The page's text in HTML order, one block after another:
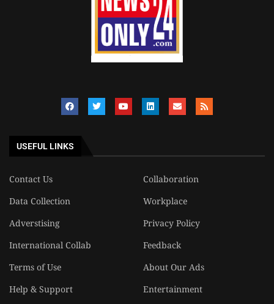
USEFUL LINKS
Contact Us
Collaboration
Data Collection
Workplace
Adverstising
Privacy Policy
International Collab
Feedback
Terms of Use
About Our Ads
Help & Support
Entertainment